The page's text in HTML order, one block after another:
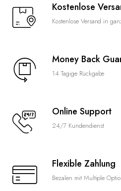
Kostenlose
Kostenlose Versand in
Money Back
14 Tagige Rückgabe
Online Support
24/7 Kundendienst
Flexible Zahlung
Bezalen mit Multiple